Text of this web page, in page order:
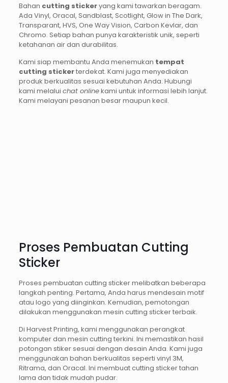
Bahan cutting stickeryang kami tawarkan beragam.
Ada Vinyl, Oracal, Sandblast, Scotlight, Glow in The Dark,
Transparant, HVS, One Way Vision, Carbon Kevlar, dan
Chromo. Setiap bahan punya karakteristik unik, seperti
ketahanan air dan durabilitas.
Kami siap membantu Anda menemukan tempat
cutting stickerterdekat. Kami juga menyediakan
produk berkualitas sesuai kebutuhan Anda. Hubungi
kami melalui chat onlinekami untuk informasi lebih lanjut.
Kami melayani pesanan besar maupun kecil.
Proses Pembuatan Cutting
Sticker
Proses pembuatan cutting sticker melibatkan beberapa
langkah penting. Pertama, Anda harus mendesain motif
atau logo yang diinginkan. Kemudian, pemotongan
dilakukan menggunakan mesin cutting sticker terbaik.
Di Harvest Printing, kami menggunakan perangkat
komputer dan mesin cutting terkini. Ini memastikan hasil
potongan stiker sesuai dengan desain Anda. Kami juga
menggunakan bahan berkualitas seperti vinyl 3M,
Ritrama, dan Oracal. Ini membuat cutting sticker tahan
lama dan tidak mudah pudar.